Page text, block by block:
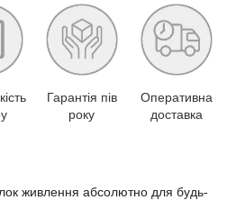
Гарантія пів
року
Оперативна
доставка
живлення абсолютно для будь-